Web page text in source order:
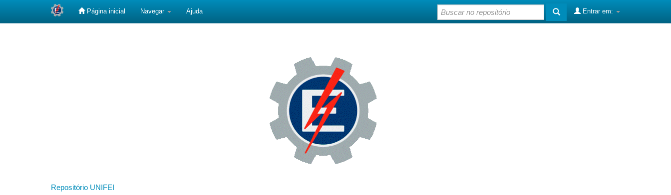
Página inicial Navegar Ajuda Entrar em:
Repositório UNIFEI